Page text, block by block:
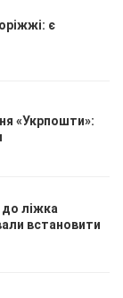
є
«Укрпошти»:
ліжка
встановити